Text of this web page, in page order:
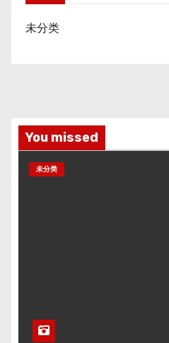
未分类
You missed
未分类